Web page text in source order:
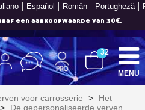
Español Român Portugheză
een aankoopwaarde van 30€.
32
MENU
voor carrosserie >
Het
>
De gepersonaliseerde verven